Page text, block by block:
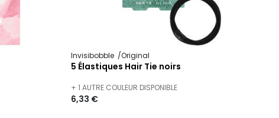
Invisibobble Original
5 Élastiques Hair Tie noirs
+ 1 AUTRE COULEUR DISPONIBLE
6,33 €